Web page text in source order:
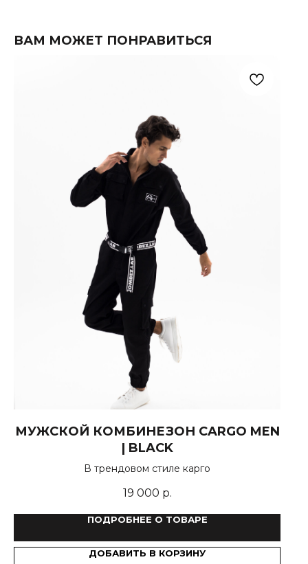
ВАМ МОЖЕТ ПОНРАВИТЬСЯ
МУЖСКОЙ КОМБИНЕЗОН CARGO MEN
| BLACK
В трендовом стиле карго
19 000 р.
ПОДРОБНЕЕ О ТОВАРЕ
ДОБАВИТЬ В КОРЗИНУ